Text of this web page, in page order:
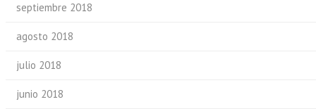
septiembre 2018
agosto 2018
julio 2018
junio 2018